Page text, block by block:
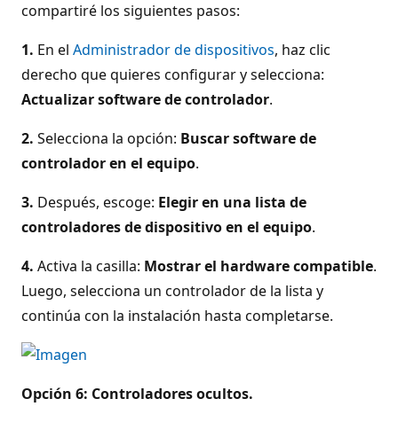
compartiré los siguientes pasos:
1. En el Administrador de dispositivos, haz clic
derecho que quieres configurar y selecciona:
Actualizar software de controlador.
2. Selecciona la opción: Buscar software de
controlador en el equipo.
3. Después, escoge: Elegir en una lista de
controladores de dispositivo en el equipo.
4. Activa la casilla: Mostrar el hardware compatible.
Luego, selecciona un controlador de la lista y
continúa con la instalación hasta completarse.
Opción 6: Controladores ocultos.